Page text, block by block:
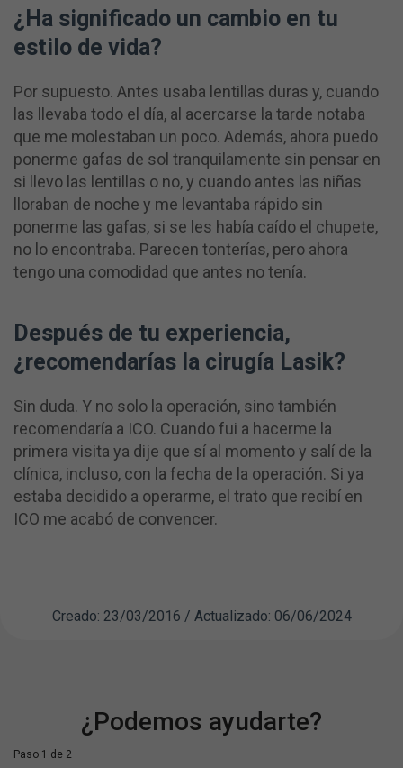
¿Ha significado un cambio en tu
estilo de vida?
Por supuesto. Antes usaba lentillas duras y, cuando
las llevaba todo el día, al acercarse la tarde notaba
que me molestaban un poco. Además, ahora puedo
ponerme gafas de sol tranquilamente sin pensar en
si llevo las lentillas o no, y cuando antes las niñas
lloraban de noche y me levantaba rápido sin
ponerme las gafas, si se les había caído el chupete,
no lo encontraba. Parecen tonterías, pero ahora
tengo una comodidad que antes no tenía.
Después de tu experiencia,
¿recomendarías la cirugía Lasik?
Sin duda. Y no solo la operación, sino también
recomendaría a ICO. Cuando fui a hacerme la
primera visita ya dije que sí al momento y salí de la
clínica, incluso, con la fecha de la operación. Si ya
estaba decidido a operarme, el trato que recibí en
ICO me acabó de convencer.
Creado: 23/03/2016 / Actualizado: 06/06/2024
¿Podemos ayudarte?
Paso 1 de 2